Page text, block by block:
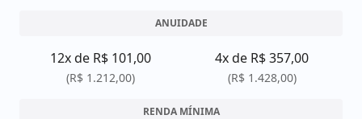
ANUIDADE
12x de R$ 101,00
(R$ 1.212,00)
4x de R$ 357,00
(R$ 1.428,00)
RENDA MÍNIMA